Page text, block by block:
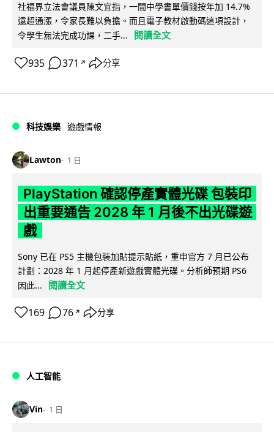
社福界立法會議員陳文宜指，一間中學書單價錢按年加 14.7%
遠超通漲，令家長難以負擔。而且電子教材啟動碼這項設計，
令學生無法完成功課，二手...
閱讀全文
935 371 ↗ 分享
科技娛樂 遊戲情報
Lawton 1 日
PlayStation 確認停產實體光碟 包裝印
出重要通告 2028 年 1 月後不出光碟遊
戲
Sony 已在 PS5 主機包裝加貼提示貼紙，重申官方 7 月已公布
計劃：2028 年 1 月起停產新遊戲實體光碟。分析師預期 PS6
因此...
閱讀全文
169 76 ↗ 分享
人工智能
Vin 1 日